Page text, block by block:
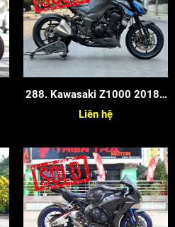
288. Kawasaki Z1000 2018 -
Màu Xám Xanh
Liên hệ